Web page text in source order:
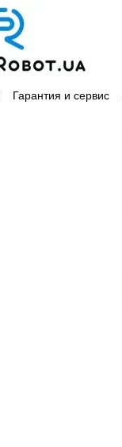
Гарантия и сервис